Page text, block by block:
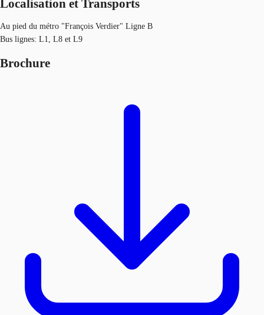
Localisation et Transports
Au pied du métro "François Verdier" Ligne B
Bus lignes: L1, L8 et L9
Brochure